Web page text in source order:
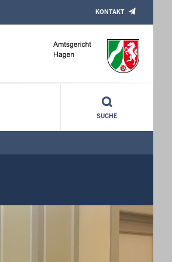
KONTAKT
SUCHE